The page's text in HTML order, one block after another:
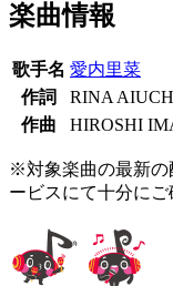
楽曲情報
歌手名 愛内里菜
作詞
RINA
作曲
HIROSHI
※対象楽曲の最新の
ービスにて十分にご